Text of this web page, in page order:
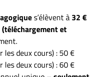
s’élèvent à 32 €
et
les deux cours) : 50 €
les deux cours) : 60 €